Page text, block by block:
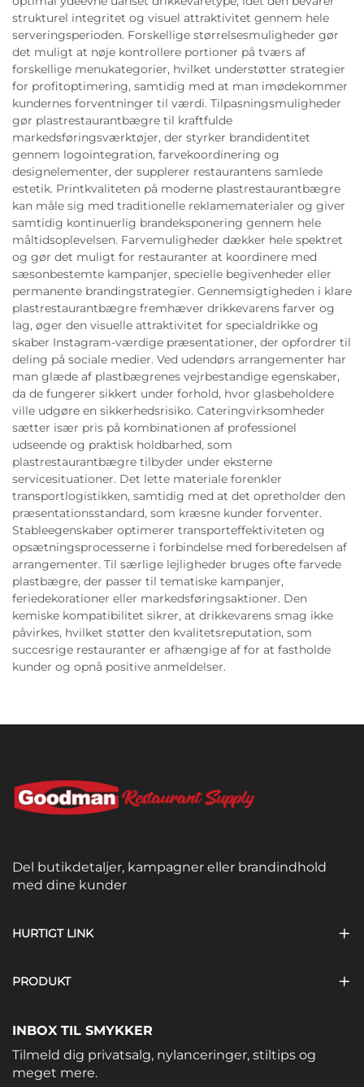
strukturel integritet og visuel attraktivitet gennem hele
serveringsperioden. Forskellige størrelsesmuligheder gør
det muligt at nøje kontrollere portioner på tværs af
forskellige menukategorier, hvilket understøtter strategier
for profitoptimering, samtidig med at man imødekommer
kundernes forventninger til værdi. Tilpasningsmuligheder
gør plastrestaurantbægre til kraftfulde
markedsføringsværktøjer, der styrker brandidentitet
gennem logointegration, farvekoordinering og
designelementer, der supplerer restaurantens samlede
estetik. Printkvaliteten på moderne plastrestaurantbægre
kan måle sig med traditionelle reklamematerialer og giver
samtidig kontinuerlig brandeksponering gennem hele
måltidsoplevelsen. Farvemuligheder dækker hele spektret
og gør det muligt for restauranter at koordinere med
sæsonbestemte kampanjer, specielle begivenheder eller
permanente brandingstrategier. Gennemsigtigheden i klare
plastrestaurantbægre fremhæver drikkevarens farver og
lag, øger den visuelle attraktivitet for specialdrikke og
skaber Instagram-værdige præsentationer, der opfordrer til
deling på sociale medier. Ved udendørs arrangementer har
man glæde af plastbægrenes vejrbestandige egenskaber,
da de fungerer sikkert under forhold, hvor glasbeholdere
ville udgøre en sikkerhedsrisiko. Cateringvirksomheder
sætter især pris på kombinationen af professionel
udseende og praktisk holdbarhed, som
plastrestaurantbægre tilbyder under eksterne
servicesituationer. Det lette materiale forenkler
transportlogistikken, samtidig med at det opretholder den
præsentationsstandard, som kræsne kunder forventer.
Stableegenskaber optimerer transporteffektiviteten og
opsætningsprocesserne i forbindelse med forberedelsen af
arrangementer. Til særlige lejligheder bruges ofte farvede
plastbægre, der passer til tematiske kampanjer,
feriedekorationer eller markedsføringsaktioner. Den
kemiske kompatibilitet sikrer, at drikkevarens smag ikke
påvirkes, hvilket støtter den kvalitetsreputation, som
succesrige restauranter er afhængige af for at fastholde
kunder og opnå positive anmeldelser.
Del butikdetaljer, kampagner eller brandindhold
med dine kunder
HURTIGT LINK
PRODUKT
INBOX TIL SMYKKER
Tilmeld dig privatsalg, nylanceringer, stiltips og
meget mere.